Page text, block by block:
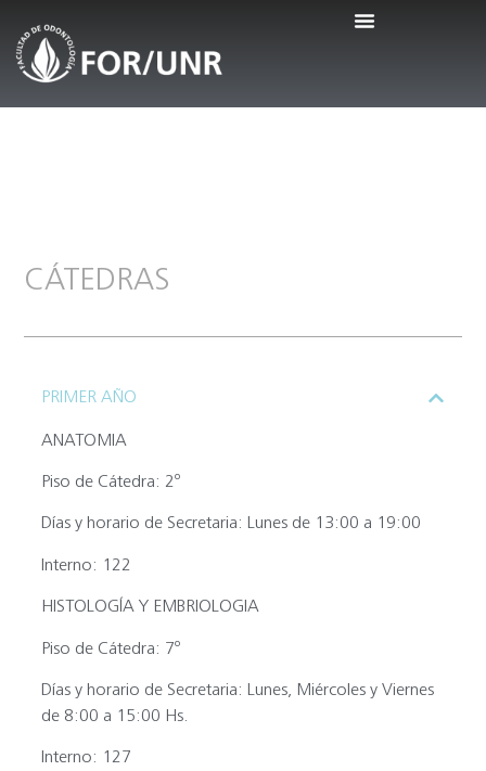
CÁTEDRAS
PRIMER AÑO
ANATOMIA
Piso de Cátedra: 2º
Días y horario de Secretaria:Lunes de 13:00 a 19:00
Interno: 122
HISTOLOGÍA Y EMBRIOLOGIA
Piso de Cátedra: 7º
Días y horario de Secretaria: Lunes, Miércoles y Viernes
de 8:00 a 15:00 Hs.
Interno: 127